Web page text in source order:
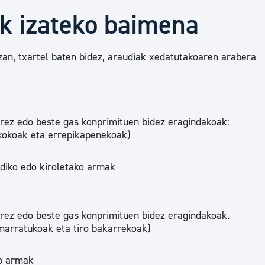
izateko baimena
txartel baten bidez, araudiak xedatutakoaren arabera
edo beste gas konprimituen bidez eragindakoak:
eta errepikapenekoak)
edo kiroletako armak
edo beste gas konprimituen bidez eragindakoak.
eta tiro bakarrekoak)
armak